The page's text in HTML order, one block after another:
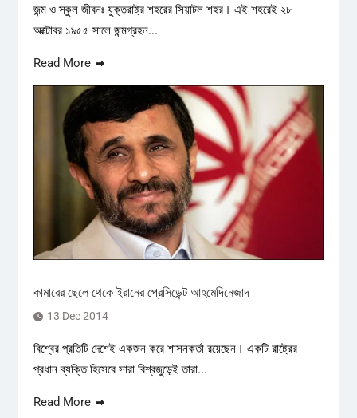
জন্ম ও স্কুল জীবনঃ যুক্তরাষ্ট্র শহরের সিয়াটল শহর। এই শহরেই ২৮
অক্টোবর ১৯৫৫ সালে জন্মগ্রহন...
Read More
কামারের ছেলে থেকে ইরানের প্রেসিডেন্ট আহমেদিনেজাদ
13 Dec 2014
বিশ্বের প্রতিটি দেশেই একজন করে শাসনকর্তা রয়েছেন। একটি রাষ্ট্রের
প্রধান ব্যক্তি হিসেবে সারা বিশ্বজুড়েই তারা...
Read More